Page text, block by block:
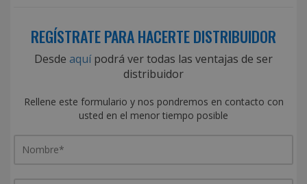
REGÍSTRATE PARA HACERTE DISTRIBUIDOR
Desde aquípodrá ver todas las ventajas de ser
distribuidor
Rellene este formulario y nos pondremos en contacto con
usted en el menor tiempo posible